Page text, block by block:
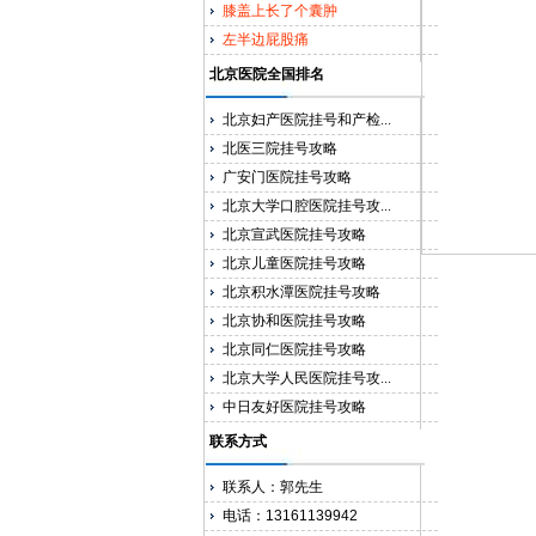
膝盖上长了个囊肿
左半边屁股痛
北京医院全国排名
北京妇产医院挂号和产检...
北医三院挂号攻略
广安门医院挂号攻略
北京大学口腔医院挂号攻...
北京宣武医院挂号攻略
北京儿童医院挂号攻略
北京积水潭医院挂号攻略
北京协和医院挂号攻略
北京同仁医院挂号攻略
北京大学人民医院挂号攻...
中日友好医院挂号攻略
联系方式
联系人：郭先生
电话：13161139942